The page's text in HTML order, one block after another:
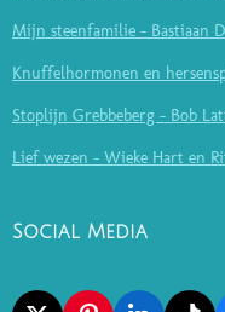
Mijn steenfamilie - Bastiaan
Knuffelhormonen en
Stoplijn Grebbeberg - Bob
Lief wezen - Wieke Hart en
Social Media